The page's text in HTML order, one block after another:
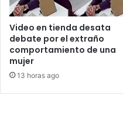
Video en tienda desata
debate por el extraño
comportamiento de una
mujer
13 horas ago